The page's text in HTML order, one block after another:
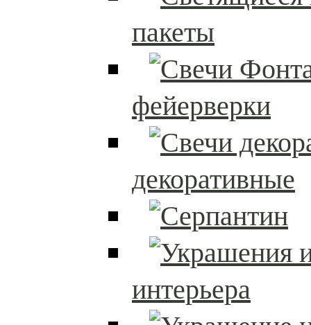
пакеты
фейерверки
декоративные
интерьера